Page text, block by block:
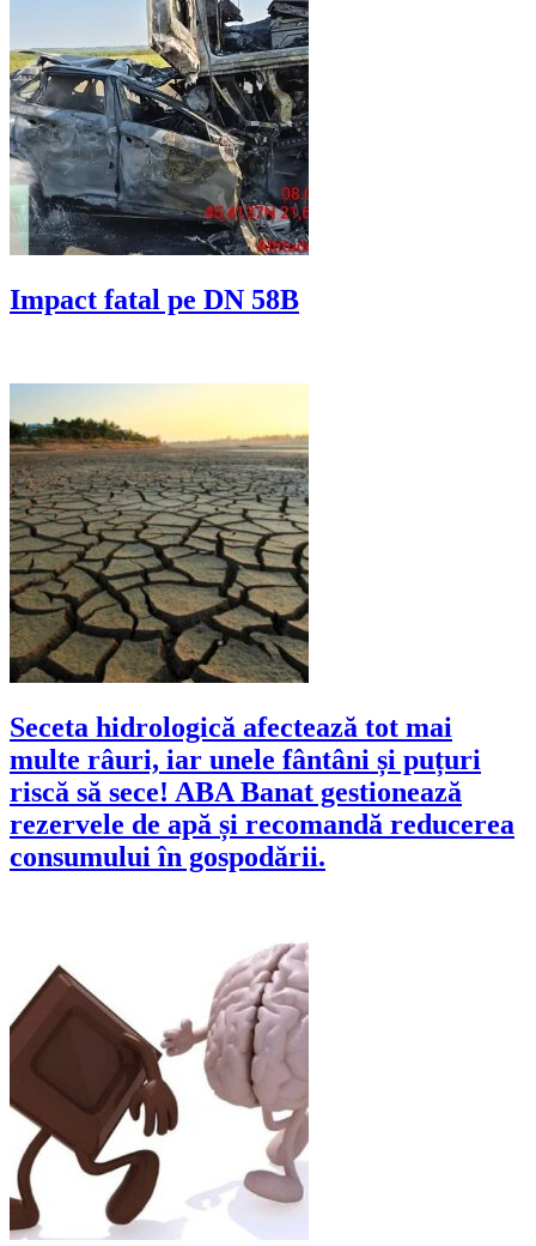
Impact fatal pe DN 58B
Seceta hidrologică afectează tot mai
multe râuri, iar unele fântâni și puțuri
riscă să sece! ABA Banat gestionează
rezervele de apă și recomandă reducerea
consumului în gospodării.